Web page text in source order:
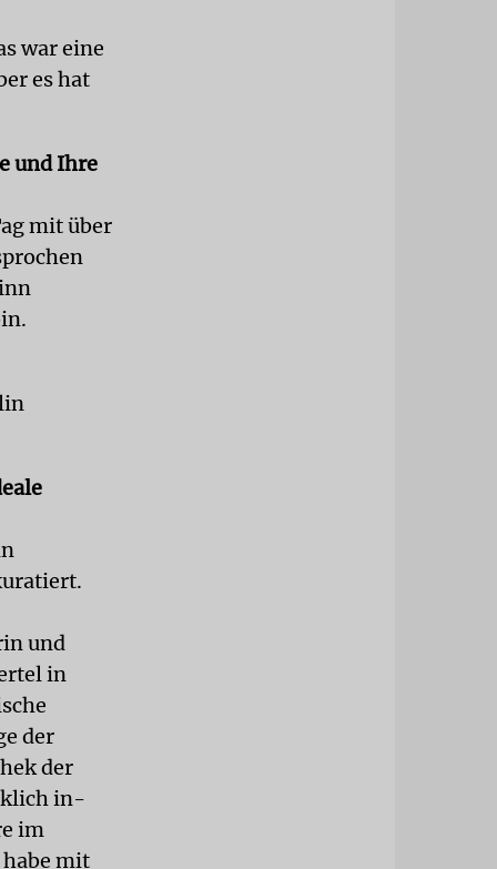
war eine
es hat
und Ihre
mit über
und
in
der
der
in-
im
habe mit